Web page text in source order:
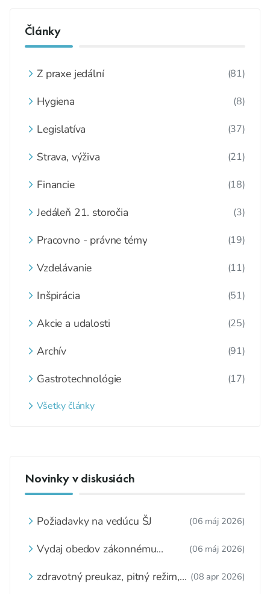
Články
Z praxe jedální (81)
Hygiena (8)
Legislatíva (37)
Strava, výživa (21)
Financie (18)
Jedáleň 21. storočia (3)
Pracovno - právne témy (19)
Vzdelávanie (11)
Inšpirácia (51)
Akcie a udalosti (25)
Archív (91)
Gastrotechnológie (17)
Všetky články
Novinky v diskusiách
Požiadavky na vedúcu ŠJ (06 máj 2026)
Vydaj obedov zákonnému
(06 máj 2026)
zdravotný preukaz, pitný režim,
(08 apr 2026)